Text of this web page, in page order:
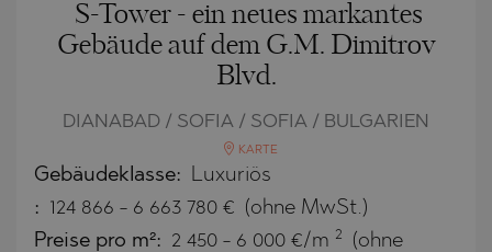
S-Tower - ein neues markantes
Gebäude auf dem G.M. Dimitrov
Blvd.
DIANABAD / SOFIA / SOFIA / BULGARIEN
KARTE
Gebäudeklasse: Luxuriös
: 124 866 - 6 663 780 € (ohne MwSt.)
Preise pro m²: 2 450 - 6 000 €/m 2
(ohne